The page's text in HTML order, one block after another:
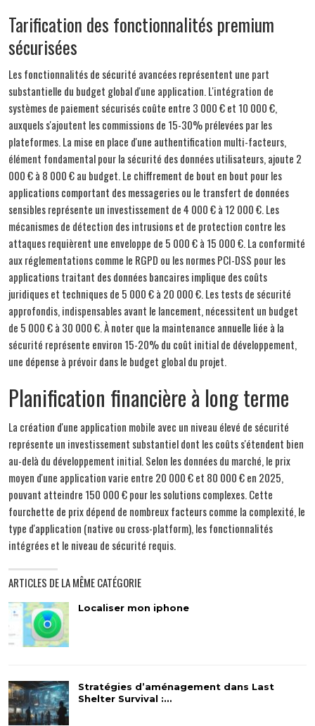
Tarification des fonctionnalités premium
sécurisées
Les fonctionnalités de sécurité avancées représentent une part
substantielle du budget global d'une application. L'intégration de
systèmes de paiement sécurisés coûte entre 3 000 € et 10 000 €,
auxquels s'ajoutent les commissions de 15-30% prélevées par les
plateformes. La mise en place d'une authentification multi-facteurs,
élément fondamental pour la sécurité des données utilisateurs, ajoute 2
000 € à 8 000 € au budget. Le chiffrement de bout en bout pour les
applications comportant des messageries ou le transfert de données
sensibles représente un investissement de 4 000 € à 12 000 €. Les
mécanismes de détection des intrusions et de protection contre les
attaques requièrent une enveloppe de 5 000 € à 15 000 €. La conformité
aux réglementations comme le RGPD ou les normes PCI-DSS pour les
applications traitant des données bancaires implique des coûts
juridiques et techniques de 5 000 € à 20 000 €. Les tests de sécurité
approfondis, indispensables avant le lancement, nécessitent un budget
de 5 000 € à 30 000 €. À noter que la maintenance annuelle liée à la
sécurité représente environ 15-20% du coût initial de développement,
une dépense à prévoir dans le budget global du projet.
Planification financière à long terme
La création d'une application mobile avec un niveau élevé de sécurité
représente un investissement substantiel dont les coûts s'étendent bien
au-delà du développement initial. Selon les données du marché, le prix
moyen d'une application varie entre 20 000 € et 80 000 € en 2025,
pouvant atteindre 150 000 € pour les solutions complexes. Cette
fourchette de prix dépend de nombreux facteurs comme la complexité, le
type d'application (native ou cross-platform), les fonctionnalités
intégrées et le niveau de sécurité requis.
ARTICLES DE LA MÊME CATÉGORIE
Localiser mon iphone
Stratégies d’aménagement dans Last
Shelter Survival :…